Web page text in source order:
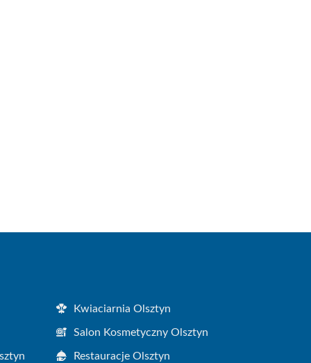
Kwiaciarnia Olsztyn
Salon Kosmetyczny Olsztyn
Restauracje Olsztyn